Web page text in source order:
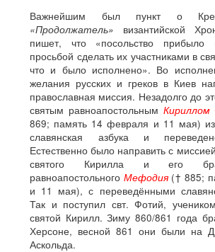
Важнейшим был пункт о
«Продолжатель» византийской
пишет, что «посольство
просьбой сделать их участниками в
что и было исполнено». Во
желания русских и греков в Киев
православная миссия. Незадолго до
святым равноапостольным
869; память 14 февраля и 11 мая)
славянская азбука и
Естественно было направить с
святого Кирилла и его
равноапостольного Мефодия(† 885;
и 11 мая), с переведёнными
Так и поступил свт. Фотий,
святой Кирилл. Зиму 860/861 года
Херсоне, весной 861 они были на
Аскольда.